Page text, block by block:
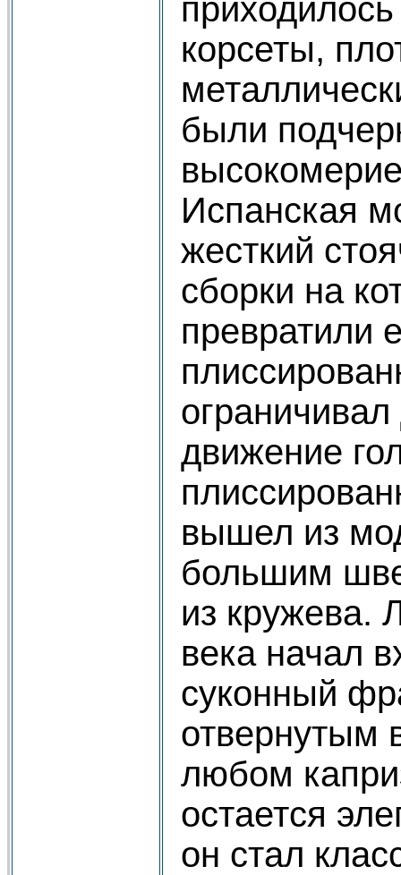
корсеты,
были
Испанская
жесткий
сборки на
превратили
движение
вышел из
большим
из кружева.
века начал
суконный
отвернутым
любом
остается
он стал